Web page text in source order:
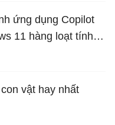
ứng dụng Copilot
11 hàng loạt tính
vật hay nhất